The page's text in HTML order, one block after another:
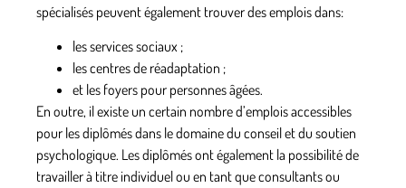
spécialisés peuvent également trouver des emplois dans:
les services sociaux ;
les centres de réadaptation ;
et les foyers pour personnes âgées.
En outre, il existe un certain nombre d’emplois accessibles
pour les diplômés dans le domaine du conseil et du soutien
psychologique. Les diplômés ont également la possibilité de
travailler à titre individuel ou en tant que consultants ou